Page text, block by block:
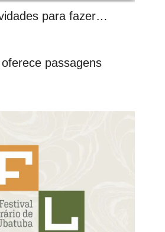
para fazer…
passagens